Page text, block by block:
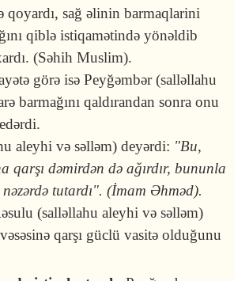
qoyardı, sağ əlinin barmaqlarini
qiblə istiqamətində yönəldib
(Səhih Muslim).
görə isə Peyğəmbər (salləllahu
barmağını qaldırandan sonra onu
aleyhi və səlləm) deyərdi: "Bu,
qarşı dəmirdən də ağırdır, bununla
tutardı". (İmam Əhməd).
(salləllahu aleyhi və səlləm)
qarşı güclü vasitə olduğunu